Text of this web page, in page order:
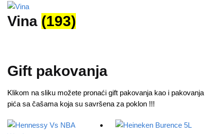
Vina (193)
Gift pakovanja
Klikom na sliku možete pronaći gift pakovanja kao i pakovanja
pića sa čašama koja su savršena za poklon !!!